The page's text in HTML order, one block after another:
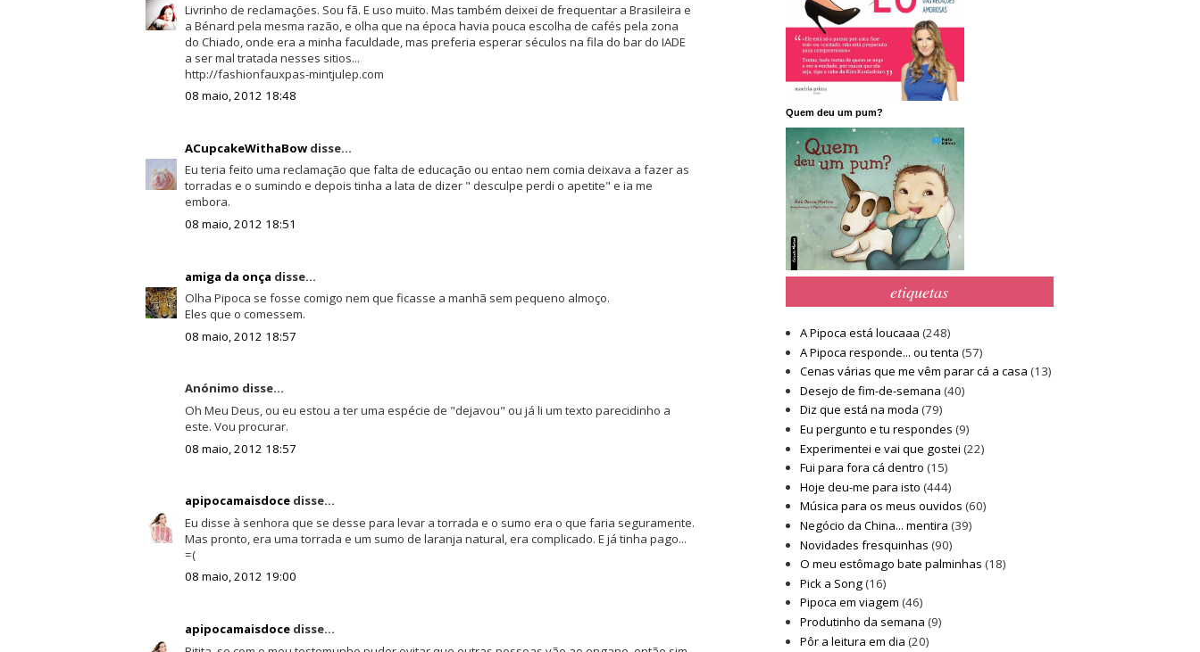
Livrinho de reclamações. Sou fã. E uso muito. Mas também deixei de frequentar a Brasileira e
a Bénard pela mesma razão, e olha que na época havia pouca escolha de cafés pela zona
do Chiado, onde era a minha faculdade, mas preferia esperar séculos na fila do bar do IADE
a ser mal tratada nesses sitios...
http://fashionfauxpas-mintjulep.com
08 maio, 2012 18:48
ACupcakeWithaBowdisse...
Eu teria feito uma reclamação que falta de educação ou entao nem comia deixava a fazer as
torradas e o sumindo e depois tinha a lata de dizer " desculpe perdi o apetite" e ia me
embora.
08 maio, 2012 18:51
amiga da onça disse...
Olha Pipoca se fosse comigo nem que ficasse a manhã sem pequeno almoço.
Eles que o comessem.
08 maio, 2012 18:57
Anónimo disse...
Oh Meu Deus, ou eu estou a ter uma espécie de "dejavou" ou já li um texto parecidinho a
este. Vou procurar.
08 maio, 2012 18:57
apipocamaisdocedisse...
Eu disse à senhora que se desse para levar a torrada e o sumo era o que faria seguramente.
Mas pronto, era uma torrada e um sumo de laranja natural, era complicado. E já tinha pago...
=(
08 maio, 2012 19:00
apipocamaisdocedisse...
Quem deu um pum?
etiquetas
A Pipoca está loucaaa (248)
A Pipoca responde... ou tenta (57)
Cenas várias que me vêm parar cá a casa (13)
Desejo de fim-de-semana (40)
Diz que está na moda (79)
Eu pergunto e tu respondes (9)
Experimentei e vai que gostei (22)
Fui para fora cá dentro (15)
Hoje deu-me para isto (444)
Música para os meus ouvidos (60)
Negócio da China... mentira (39)
Novidades fresquinhas (90)
O meu estômago bate palminhas (18)
Pick a Song(16)
Pipoca em viagem (46)
Produtinho da semana (9)
Pôr a leitura em dia (20)